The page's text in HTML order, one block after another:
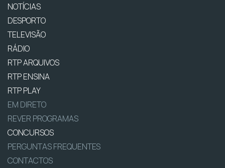
NOTÍCIAS
DESPORTO
TELEVISÃO
RÁDIO
RTP ARQUIVOS
RTP ENSINA
RTP PLAY
EM DIRETO
REVER PROGRAMAS
CONCURSOS
PERGUNTAS FREQUENTES
CONTACTOS